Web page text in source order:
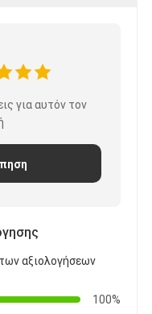
για αυτόν τον
αξιολογήσεων
100%